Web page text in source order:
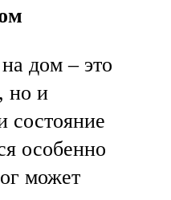
дом – это
но и
состояние
особенно
может